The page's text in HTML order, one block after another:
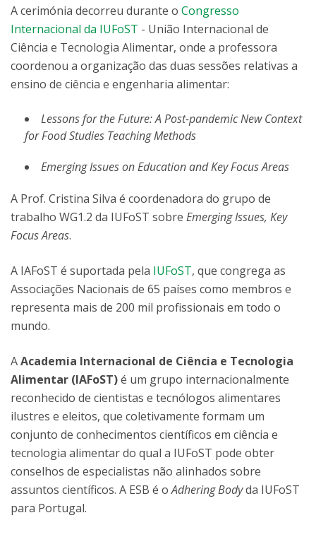
A cerimónia decorreu durante o Congresso
Internacional da IUFoST - União Internacional de
Ciência e Tecnologia Alimentar, onde a professora
coordenou a organização das duas sessões relativas a
ensino de ciência e engenharia alimentar:
Lessons for the Future: A Post-pandemic New Context
for Food Studies Teaching Methods
Emerging Issues on Education and Key Focus Areas
A Prof. Cristina Silva é coordenadora do grupo de
trabalho WG1.2 da IUFoST sobre Emerging Issues, Key
Focus Areas.
A IAFoST é suportada pela IUFoST, que congrega as
Associações Nacionais de 65 países como membros e
representa mais de 200 mil profissionais em todo o
mundo.
AAcademia Internacional de Ciência e Tecnologia
Alimentar (IAFoST)é um grupo internacionalmente
reconhecido de cientistas e tecnólogos alimentares
ilustres e eleitos, que coletivamente formam um
conjunto de conhecimentos científicos em ciência e
tecnologia alimentar do qual a IUFoST pode obter
conselhos de especialistas não alinhados sobre
assuntos científicos. A ESB é oAdhering Bodyda IUFoST
para Portugal.